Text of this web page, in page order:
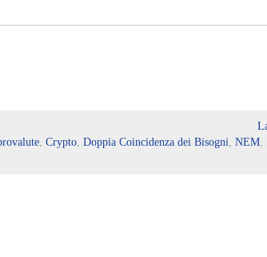
, Crypto, Doppia Coincidenza dei Bisogni, NEM,